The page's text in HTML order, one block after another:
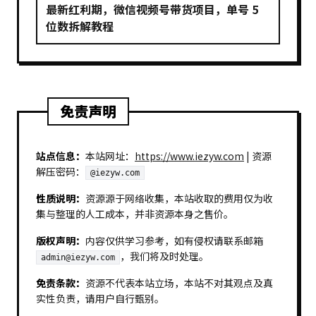
最新红利期，微信视频号带货项目，单号 5
位数拆解教程
免责声明
站点信息： 本站网址： https://www.iezyw.com | 资源
解压密码：
@iezyw.com
性质说明： 资源源于网络收集，本站收取的费用仅为收
集与整理的人工成本，并非资源本身之售价。
版权声明： 内容仅供学习参考，如有侵权请联系邮箱
admin@iezyw.com
，我们将及时处理。
免责条款： 资源不代表本站立场，本站不对其观点及真
实性负责，请用户自行甄别。